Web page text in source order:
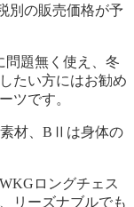
別の販売価格が予
問題無く使え、冬
たい方にはお勧め
ツです。
材、BⅡは身体の
ロングチェス
リーズナブルでも